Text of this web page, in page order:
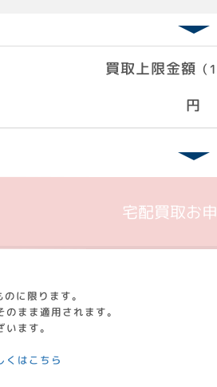
買取上限金額 （
円
宅配買取お
に限ります。
まま適用されます。
ます。
くはこちら